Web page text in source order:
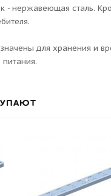
- нержавеющая сталь.
для хранения и